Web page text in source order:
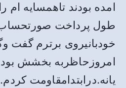
امده بودند تاهمسایه ام
طول پرداخت
خودبانیروی برترم گفت
امروزحاظربه بخشش
یانه.درابتدامقاومت